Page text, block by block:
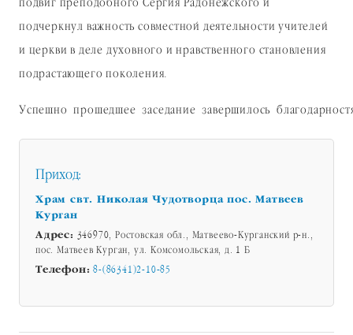
подчеркнул важность совместной деятельности учителей
и церкви в деле духовного и нравственного становления
подрастающего поколения.
Успешно прошедшее заседание завершилось
Приход:
Храм свт. Николая Чудотворца пос. Матвеев
Курган
Адрес: 346970, Ростовская обл., Матвеево-Курганский р-н.,
пос. Матвеев Курган, ул. Комсомольская, д. 1 Б
Телефон: 8-(86341)2-10-85